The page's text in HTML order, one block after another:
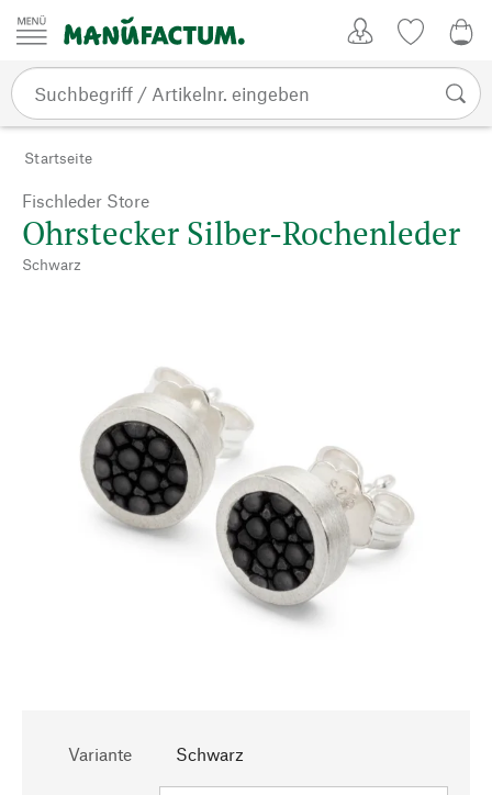
Zum Inhalt springen
Startseite
Fischleder Store
Ohrstecker Silber-Rochenleder
Schwarz
Variante Schwarz